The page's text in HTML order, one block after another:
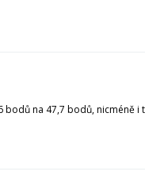
na 47,7 bodů,